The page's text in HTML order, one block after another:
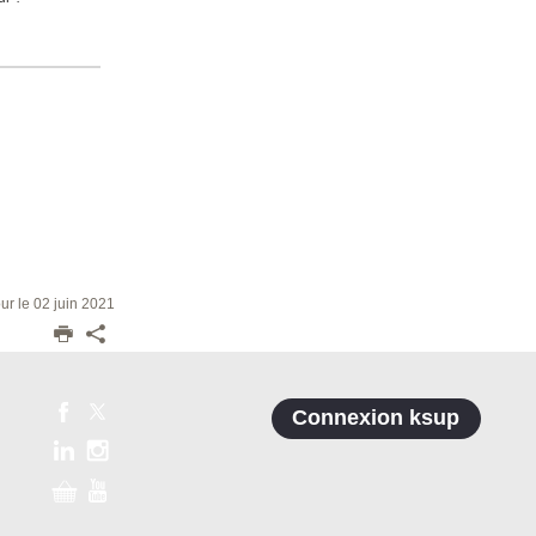
le 02 juin 2021
Connexion ksup